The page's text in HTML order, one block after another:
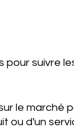
pour suivre
le marché
ou d'un